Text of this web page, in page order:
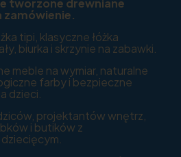
tworzone drewniane
zamówienie.
tipi, klasyczne łóżka
biurka i skrzynie na zabawki.
meble na wymiar, naturalne
farby i bezpieczne
dzieci.
projektantów wnętrz,
i butików z